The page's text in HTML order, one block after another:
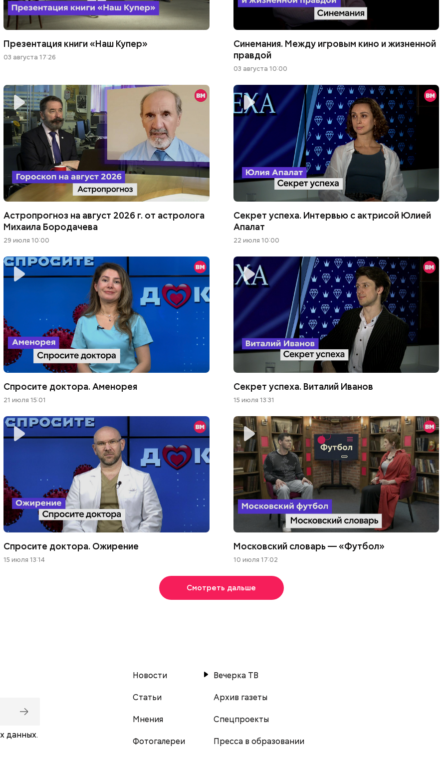
Презентация книги «Наш Купер»
03 августа 17:26
Синемания. Между игровым кино и жизненной
правдой
03 августа 10:00
Астропрогноз на август 2026 г. от астролога
Михаила Бородачева
29 июля 10:00
Секрет успеха. Интервью с актрисой Юлией
Апалат
22 июля 10:00
Спросите доктора. Аменорея
21 июля 15:01
Секрет успеха. Виталий Иванов
15 июля 13:31
Спросите доктора. Ожирение
15 июля 13:14
Московский словарь — «Футбол»
10 июля 17:02
Смотреть дальше
данных.
Новости
Статьи
Мнения
Фотогалереи
Вечерка ТВ
Архив газеты
Спецпроекты
Пресса в образовании